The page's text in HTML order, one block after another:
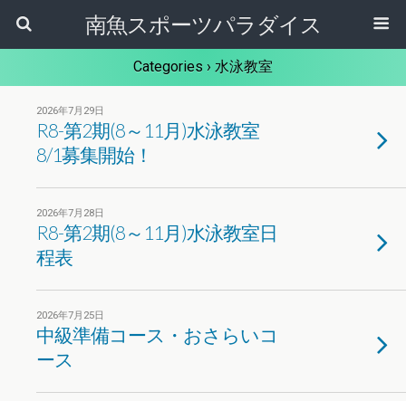
南魚スポーツパラダイス
Categories › 水泳教室
2026年7月29日
R8-第2期(8～11月)水泳教室
8/1募集開始！
2026年7月28日
R8-第2期(8～11月)水泳教室日
程表
2026年7月25日
中級準備コース・おさらいコ
ース